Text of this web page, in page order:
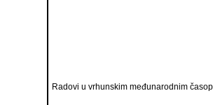
Radovi u vrhunskim međunarodnim